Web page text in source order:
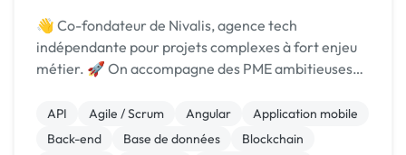
👋 Co-fondateur de Nivalis, agence tech
indépendante pour projets complexes à fort enjeu
métier. 🚀 On accompagne des PME ambitieuses
automation, IA). 🛠 Conse
API Agile / Scrum Angular
Application mobile
Back-end
Base de données
Blockchain